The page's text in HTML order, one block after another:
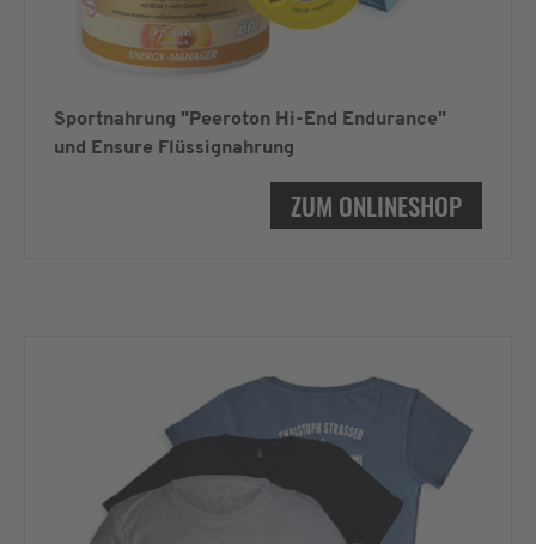
Sportnahrung "Peeroton Hi-End Endurance"
und Ensure Flüssignahrung
ZUM ONLINESHOP